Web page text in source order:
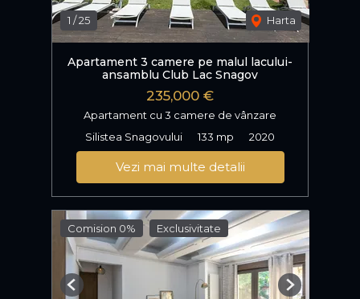
1 /25 Harta
Apartament 3 camere pe malul lacului-
ansamblu Club Lac Snagov
235,000 €
Apartament cu 3 camere de vânzare
Silistea Snagovului
133 mp 2020
Vezi mai multe detalii
Comision 0% Exclusivitate
Previous Next